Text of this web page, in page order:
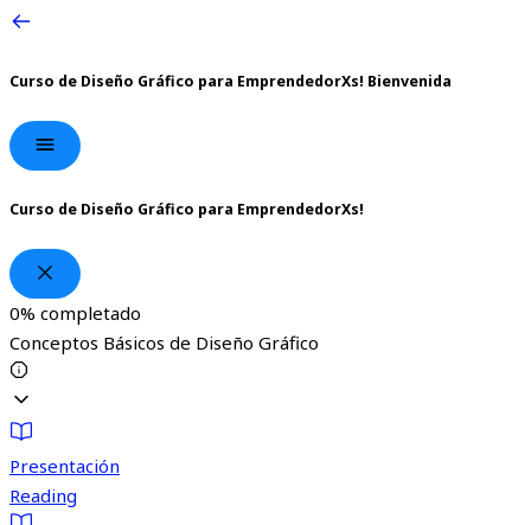
Curso de Diseño Gráfico para EmprendedorXs! Bienvenida
Curso de Diseño Gráfico para EmprendedorXs!
0% completado
Conceptos Básicos de Diseño Gráfico
Presentación
Reading